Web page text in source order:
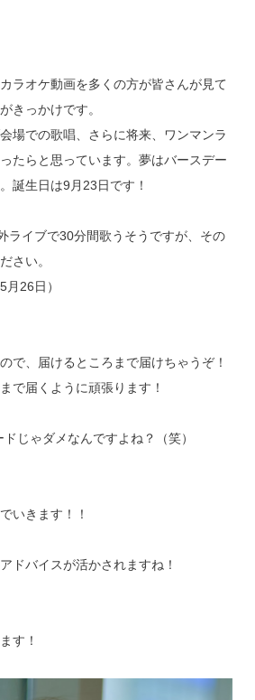
ラオケ動画を多くの方が皆さんが見て
きっかけです。
場での歌唱、さらに将来、ワンマンラ
たらと思っています。夢はバースデー
誕生日は9月23日です！
ライブで30分間歌うそうですが、その
さい。
26日）
で、届けるところまで届けちゃうぞ！
で届くように頑張ります！
じゃダメなんですよね？（笑）
いきます！！
ドバイスが活かされますね！
す！